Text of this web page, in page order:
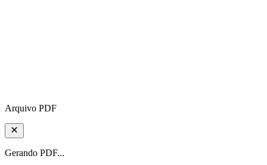
Arquivo PDF
Gerando PDF...